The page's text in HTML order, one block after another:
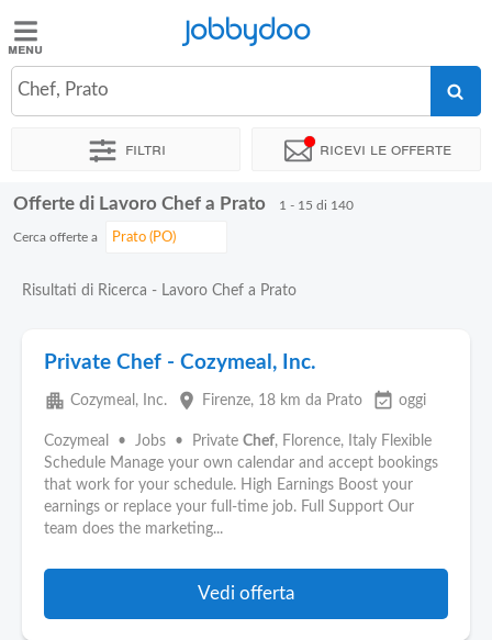
Jobbydoo
Offerte
Stipendi
Elenco
Pubblica
Offerte
Aziende
Jobbydoo
Chef, Prato
Filtri Ricevi le offerte
Offerte di Lavoro Chef a Prato 1 - 15 di 140
Cerca offerte a
Risultati di Ricerca - Lavoro Chef a Prato
Private Chef - Cozymeal, Inc.
apartment Cozymeal, Inc. place Firenze, 18 km da Prato event_available oggi
Cozymeal • Jobs • Private Chef, Florence, Italy Flexible
Schedule Manage your own calendar and accept bookings
that work for your schedule. High Earnings Boost your
earnings or replace your full-time job. Full Support Our
team does the marketing...
Vedi offerta